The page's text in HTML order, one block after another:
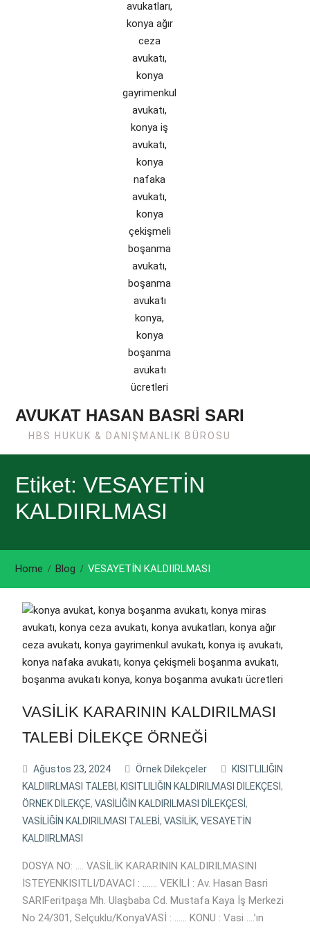
AVUKAT HASAN BASRİ SARI
HBS HUKUK & DANIŞMANLIK BÜROSU
Etiket: VESAYETİN
KALDIIRLMASI
Home Blog VESAYETİN KALDIIRLMASI
VASİLİK KARARININ KALDIRILMASI
TALEBİ DİLEKÇE ÖRNEĞİ
Ağustos 23, 2024 Örnek Dilekçeler
KISITLILIĞIN
KALDIIRLMASI TALEBİ , KISITLILIĞIN KALDIRILMASI DİLEKÇESİ ,
ÖRNEK DİLEKÇE, VASİLİĞİN KALDIRILMASI DİLEKÇESİ ,
VASİLİĞİN KALDIRILMASI TALEBİ , VASİLİK, VESAYETİN
KALDIIRLMASI
DOSYA NO: …. VASİLİK KARARININ KALDIRILMASINI
İSTEYENKISITLI/DAVACI : ……. VEKİLİ : Av. Hasan Basri
SARIFeritpaşa Mh. Ulaşbaba Cd. Mustafa Kaya İş Merkezi
No 24/301, Selçuklu/KonyaVASİ : …… KONU : Vasi ….’ın